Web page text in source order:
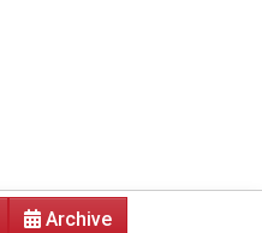
Archive